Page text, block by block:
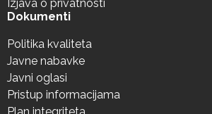
Izjava o privatnosti
Dokumenti
Politika kvaliteta
Javne nabavke
Javni oglasi
Pristup informacijama